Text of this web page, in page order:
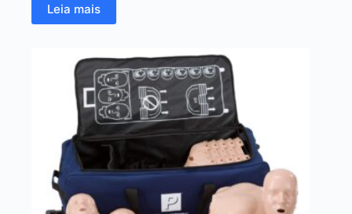
Leia mais